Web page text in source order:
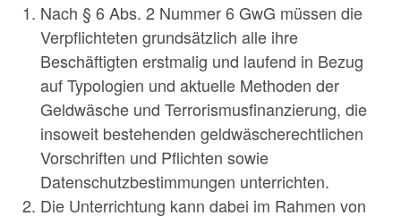
Nach § 6 Abs. 2 Nummer 6 GwG müssen die
Verpflichteten grundsätzlich alle ihre
Beschäftigten erstmalig und laufend in Bezug
auf Typologien und aktuelle Methoden der
Geldwäsche und Terrorismusfinanzierung, die
insoweit bestehenden geldwäscherechtlichen
Vorschriften und Pflichten sowie
Datenschutzbestimmungen unterrichten.
Die Unterrichtung kann dabei im Rahmen von